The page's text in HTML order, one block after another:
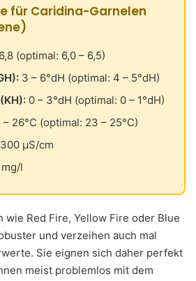
für Caridina-Garnelen
(optimal: 6,0 – 6,5)
3 – 6°dH (optimal: 4 – 5°dH)
0 – 3°dH (optimal: 0 – 1°dH)
– 26°C (optimal: 23 – 25°C)
µS/cm
l
wie Red Fire, Yellow Fire oder Blue
und verzeihen auch mal
Sie eignen sich daher perfekt
meist problemlos mit dem